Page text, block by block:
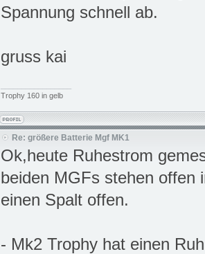
Spannung schnell ab.
gruss kai
Trophy 160 in gelb
Re: größere Batterie Mgf MK1
Ok,heute Ruhestrom
beiden MGFs stehen offen
einen Spalt offen.
- Mk2 Trophy hat einen